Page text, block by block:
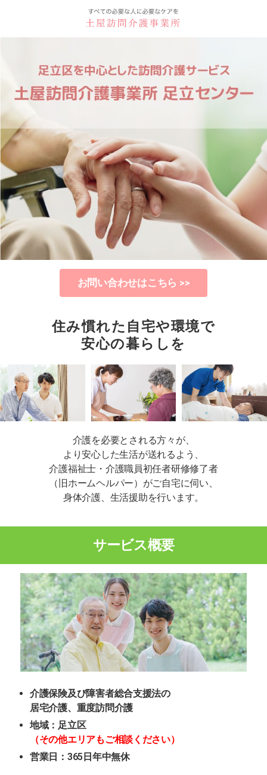
お問い合わせはこちら >>
住み慣れた自宅や環境で
安心の暮らしを
介護を必要とされる方々が、
より安心した生活が送れるよう、
介護福祉士・介護職員初任者研修修了者
（旧ホームヘルパー）がご自宅に伺い、
身体介護、生活援助を行います。
サービス概要
介護保険及び障害者総合支援法の
居宅介護、重度訪問介護
地域：足立区
（その他エリアもご相談ください）
営業日：365日年中無休